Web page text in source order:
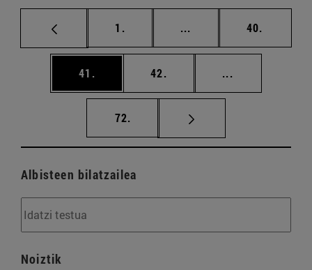
1. ... Tarteko orrialdeak
40.
41. 42. ...
72.
Albisteen bilatzailea
Noiztik